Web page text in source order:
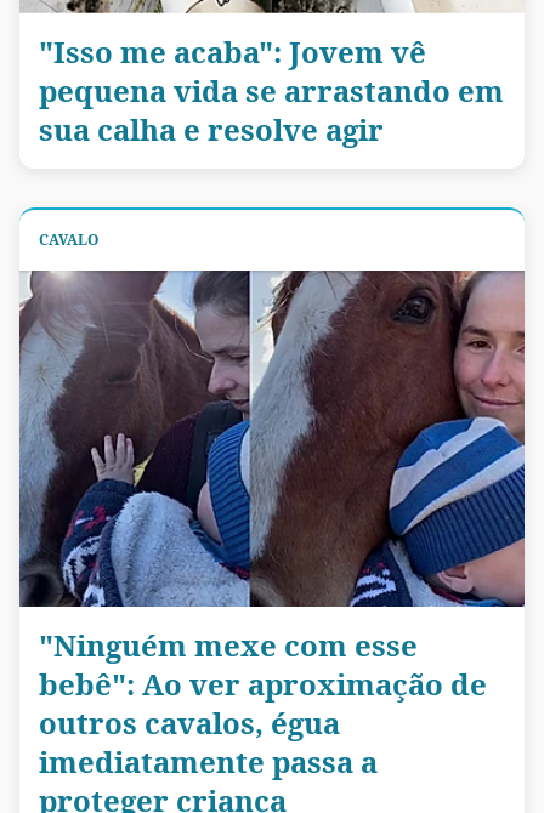
"Isso me acaba": Jovem vê
pequena vida se arrastando em
sua calha e resolve agir
CAVALO
"Ninguém mexe com esse
bebê": Ao ver aproximação de
outros cavalos, égua
imediatamente passa a
proteger criança